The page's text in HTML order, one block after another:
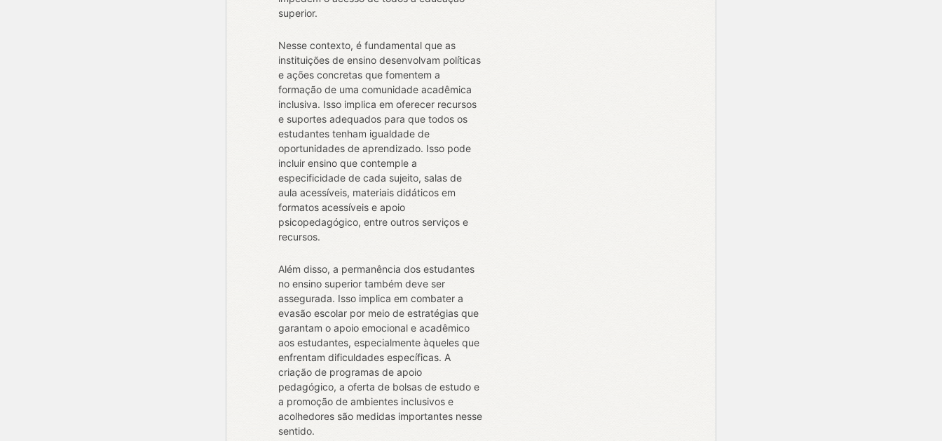
superior.
Nesse contexto, é fundamental que as
instituições de ensino desenvolvam políticas
e ações concretas que fomentem a
formação de uma comunidade acadêmica
inclusiva. Isso implica em oferecer recursos
e suportes adequados para que todos os
estudantes tenham igualdade de
oportunidades de aprendizado. Isso pode
incluir ensino que contemple a
especificidade de cada sujeito, salas de
aula acessíveis, materiais didáticos em
formatos acessíveis e apoio
psicopedagógico, entre outros serviços e
recursos.
Além disso, a permanência dos estudantes
no ensino superior também deve ser
assegurada. Isso implica em combater a
evasão escolar por meio de estratégias que
garantam o apoio emocional e acadêmico
aos estudantes, especialmente àqueles que
enfrentam dificuldades específicas. A
criação de programas de apoio
pedagógico, a oferta de bolsas de estudo e
a promoção de ambientes inclusivos e
acolhedores são medidas importantes nesse
sentido.